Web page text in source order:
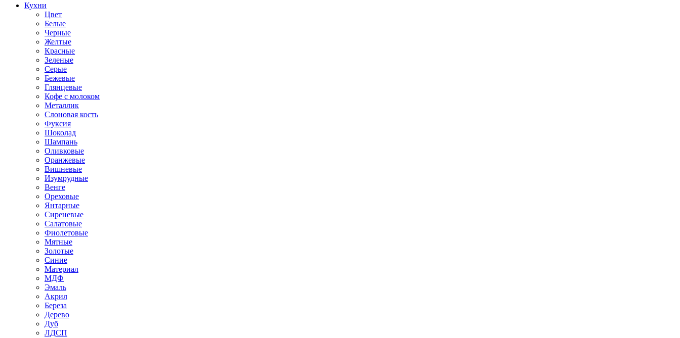
Кухни
Цвет
Белые
Черные
Желтые
Красные
Зеленые
Серые
Бежевые
Глянцевые
Кофе с молоком
Металлик
Слоновая кость
Фуксия
Шоколад
Шампань
Оливковые
Оранжевые
Вишневые
Изумрудные
Венге
Ореховые
Янтарные
Сиреневые
Салатовые
Фиолетовые
Мятные
Золотые
Синие
Материал
МДФ
Эмаль
Акрил
Береза
Дерево
Дуб
ЛДСП